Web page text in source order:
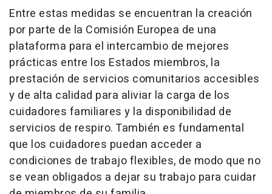
Entre estas medidas se encuentran la creación
por parte de la Comisión Europea de una
plataforma para el intercambio de mejores
prácticas entre los Estados miembros, la
prestación de servicios comunitarios accesibles
y de alta calidad para aliviar la carga de los
cuidadores familiares y la disponibilidad de
servicios de respiro. También es fundamental
que los cuidadores puedan acceder a
condiciones de trabajo flexibles, de modo que no
se vean obligados a dejar su trabajo para cuidar